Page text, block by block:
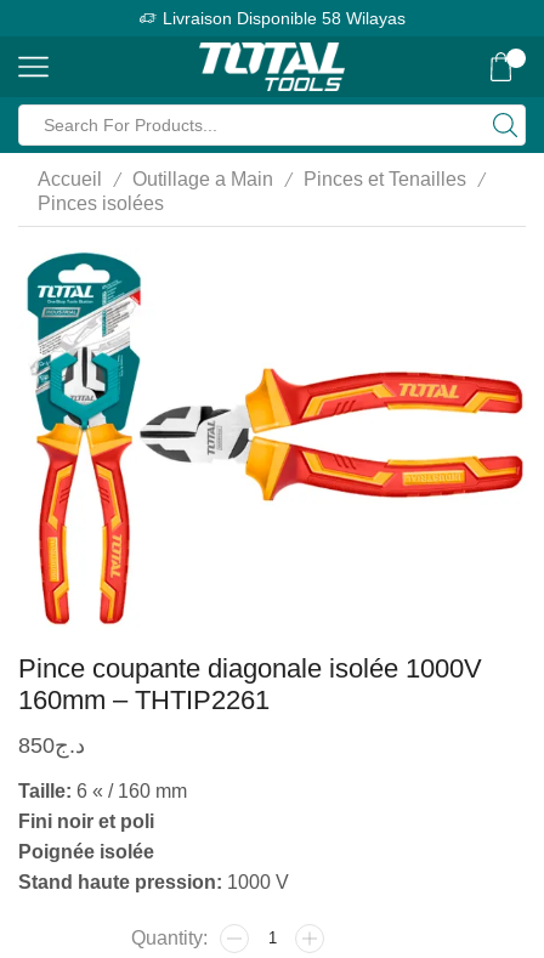
Livraison Disponible 58 Wilayas
Accueil / Outillage a Main / Pinces et Tenailles /
Pinces isolées
Pince coupante diagonale isolée 1000V
160mm – THTIP2261
د.ج850
Taille: 6 « / 160 mm
Fini noir et poli
Poignée isolée
Stand haute pression: 1000 V